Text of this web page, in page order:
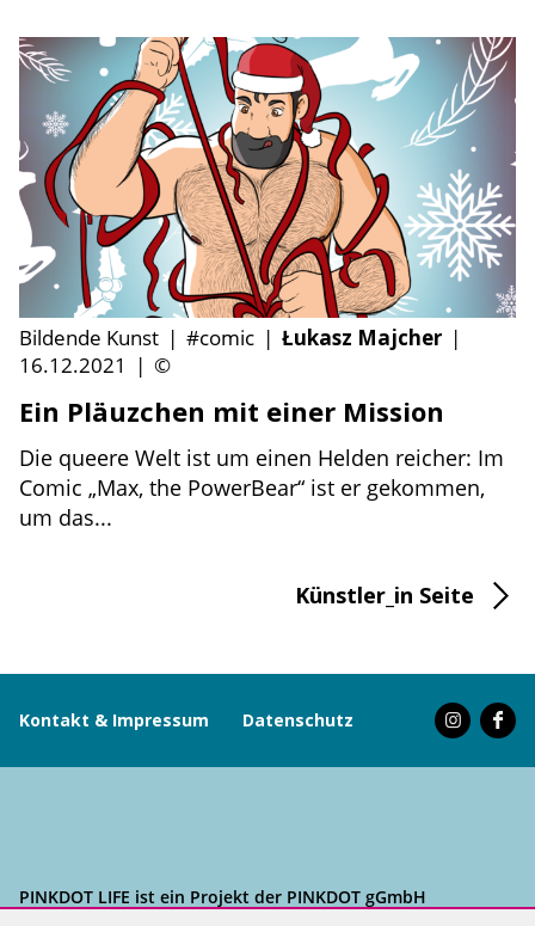
Bildende Kunst | #comic | Łukasz Majcher |
16.12.2021
| ©
Ein Pläuzchen mit einer Mission
Die queere Welt ist um einen Helden reicher: Im
Comic „Max, the PowerBear“ ist er gekommen,
um das...
Künstler_in Seite
Kontakt & Impressum Datenschutz
PINKDOT LIFE ist ein Projekt der PINKDOT gGmbH